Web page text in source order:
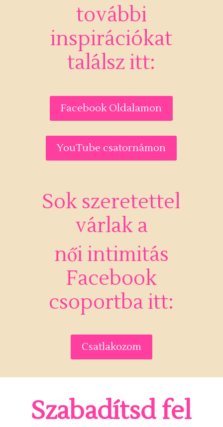
további
inspirációkat
találsz itt:
Facebook Oldalamon
YouTube csatornámon
Sok szeretettel
várlak a
női intimitás
Facebook
csoportba itt:
Csatlakozom
Szabadítsd fel